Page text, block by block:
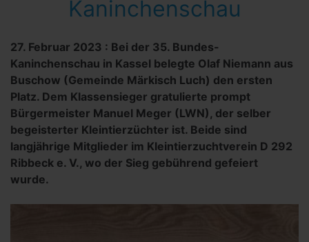
Kaninchenschau
27. Februar 2023 : Bei der 35. Bundes-
Kaninchenschau in Kassel belegte Olaf Niemann aus
Buschow (Gemeinde Märkisch Luch) den ersten
Platz. Dem Klassensieger gratulierte prompt
Bürgermeister Manuel Meger (LWN), der selber
begeisterter Kleintierzüchter ist. Beide sind
langjährige Mitglieder im Kleintierzuchtverein D 292
Ribbeck e. V., wo der Sieg gebührend gefeiert
wurde.